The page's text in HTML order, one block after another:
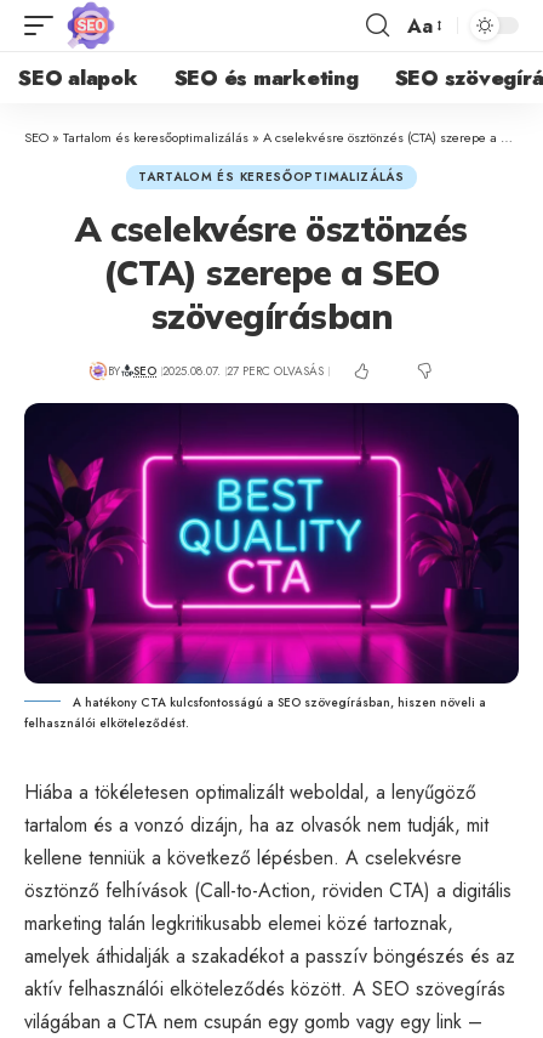
Aa
SEO alapok SEO és marketing SEO
SEO » Tartalom és keresőoptimalizálás » A cselekvésre ösztönzés (CTA) szerepe a SEO szövegírásban
TARTALOM ÉS KERESŐOPTIMALIZÁLÁS
A cselekvésre ösztönzés
(CTA) szerepe a SEO
szövegírásban
BY SEO 2025.08.07. 27 PERC OLVASÁS
A hatékony CTA kulcsfontosságú a SEO szövegírásban, hiszen növeli a
felhasználói elköteleződést.
Hiába a tökéletesen optimalizált weboldal, a lenyűgöző
tartalom és a vonzó dizájn, ha az olvasók nem tudják, mit
kellene tenniük a következő lépésben. A cselekvésre
ösztönző felhívások (Call-to-Action, röviden CTA) a digitális
marketing talán legkritikusabb elemei közé tartoznak,
amelyek áthidalják a szakadékot a passzív böngészés és az
aktív felhasználói elköteleződés között. A SEO szövegírás
világában a CTA nem csupán egy gomb vagy egy link –